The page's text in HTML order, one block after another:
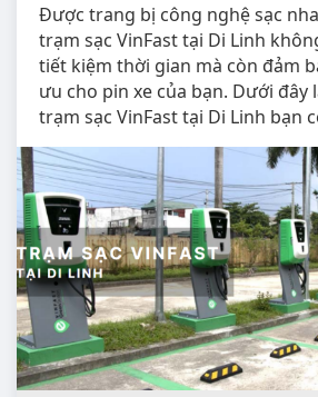
Được trang bị công nghệ sạc
trạm sạc VinFast tại Di Linh
tiết kiệm thời gian mà còn đảm
ưu cho pin xe của bạn. Dưới đây
trạm sạc VinFast tại Di Linh bạn